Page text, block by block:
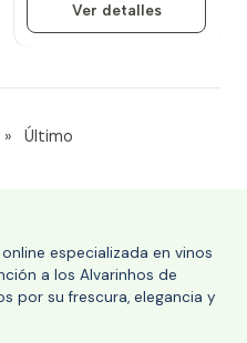
Ver detalles
» Último
especializada en vinos
a los Alvarinhos de
por su frescura, elegancia y